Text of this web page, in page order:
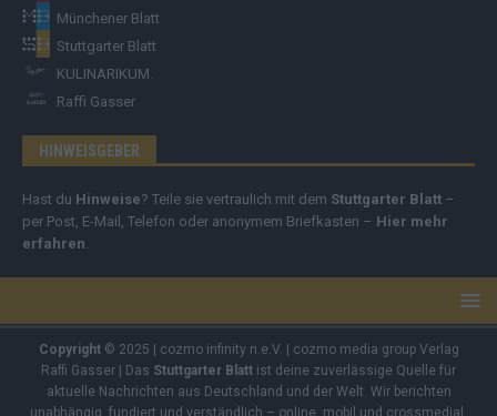
Münchener Blatt
Stuttgarter Blatt
KULINARIKUM.
Raffi Gasser
HINWEISGEBER
Hast du Hinweise? Teile sie vertraulich mit dem Stuttgarter Blatt –
per Post, E-Mail, Telefon oder anonymem Briefkasten – Hier mehr
erfahren
Copyright© 2025 | cozmo infinity n.e.V. | cozmo media group Verlag
Raffi Gasser | Das Stuttgarter Blatt ist deine zuverlässige Quelle für
aktuelle Nachrichten aus Deutschland und der Welt. Wir berichten
unabhängig, fundiert und verständlich – online, mobil und crossmedial.